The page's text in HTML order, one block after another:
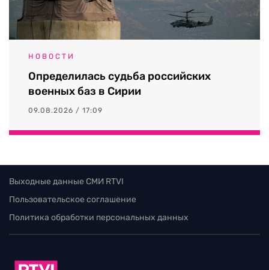
НОВОСТИ
Определилась судьба российских
военных баз в Сирии
09.08.2026 / 17:09
Выходные данные СМИ RTVI
Пользовательское соглашение
Политика обработки персональных данных